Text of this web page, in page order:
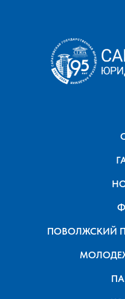
ПОВОЛЖСКИЙ